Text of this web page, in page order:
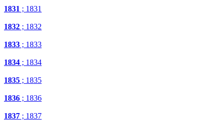
1831 ; 1831
1832 ; 1832
1833 ; 1833
1834 ; 1834
1835 ; 1835
1836 ; 1836
1837 ; 1837